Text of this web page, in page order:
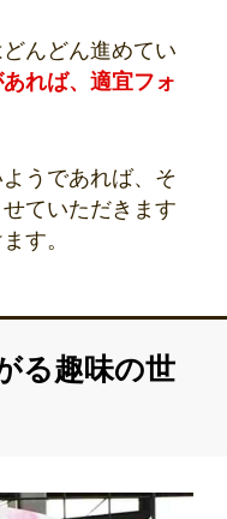
んどん進めてい
れば、適宜フォ
うであれば、そ
ていただきます
す。
る趣味の世